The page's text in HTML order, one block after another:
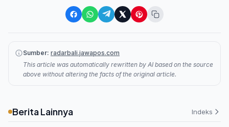
Sumber: radarbali.jawapos.com
This article was automatically rewritten by AI based on the source
above without altering the facts of the original article.
Berita Lainnya Indeks